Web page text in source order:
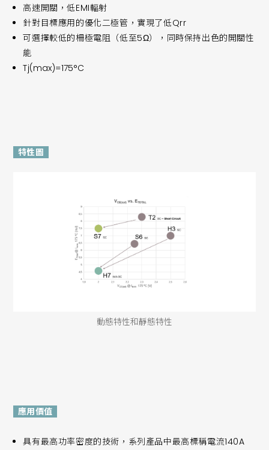
高速開關，低EMI輻射
針對目標應用的優化二極管，實現了低Qrr
可選擇較低的柵極電阻（低至5Ω），同時保持出色的開關性
能
Tj(max)=175°C
動態特性和靜態特性
特性圖
應用價值
具有最高功率密度的技術，系列產品中最高標稱電流140A